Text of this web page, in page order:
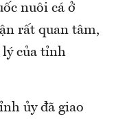
nuôi cá ở
rất quan tâm,
lý của tỉnh
ủy đã giao